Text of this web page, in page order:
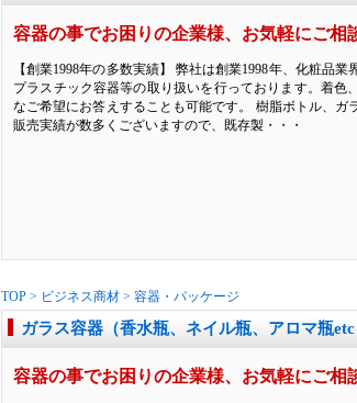
容器の事でお困りの企業様、お気軽にご相
【創業1998年の多数実績】 弊社は創業1998年、化粧品業
プラスチック容器等の取り扱いを行っております。着色
なご希望にお答えすることも可能です。 樹脂ボトル、ガ
販売実績が数多くございますので、既存製・・・
TOP > ビジネス商材 > 容器・パッケージ
ガラス容器（香水瓶、ネイル瓶、アロマ瓶
容器の事でお困りの企業様、お気軽にご相